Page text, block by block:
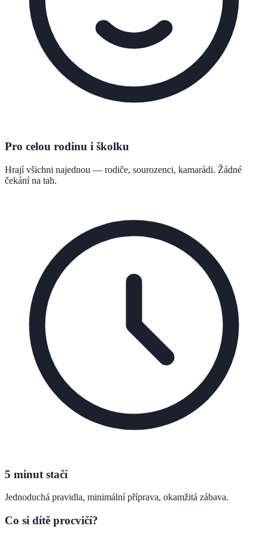
Pro celou rodinu i školku
Hrají všichni najednou — rodiče, sourozenci, kamarádi. Žádné
čekání na tah.
5 minut stačí
Jednoduchá pravidla, minimální příprava, okamžitá zábava.
Co si dítě procvičí?